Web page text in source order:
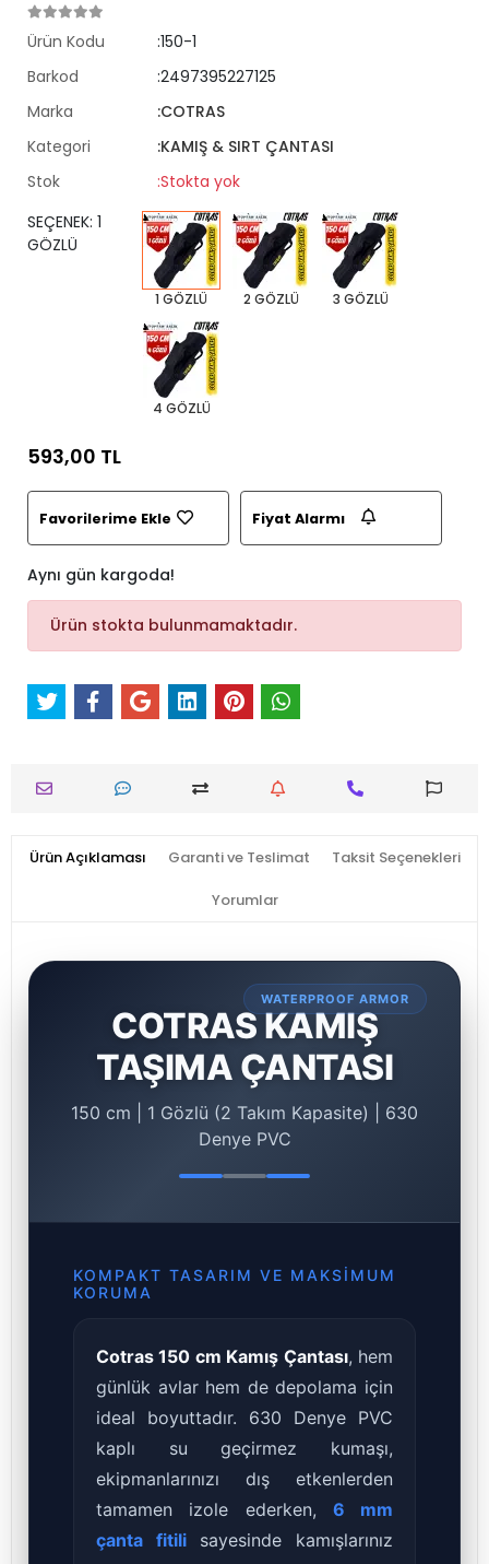
Ürün Kodu
:150-1
Barkod
:2497395227125
Marka
:COTRAS
Kategori
:KAMIŞ & SIRT ÇANTASI
Stok
:Stokta yok
SEÇENEK: 1
GÖZLÜ
1 GÖZLÜ 2 GÖZLÜ 3 GÖZLÜ
4 GÖZLÜ
593,00 TL
Favorilerime Ekle Fiyat Alarmı
Aynı gün kargoda!
Ürün stokta bulunmamaktadır.
Ürün Açıklaması Garanti ve Teslimat Taksit Seçenekleri
Yorumlar
WATERPROOF ARMOR
COTRAS KAMIŞ
TAŞIMA ÇANTASI
150 cm | 1 Gözlü (2 Takım Kapasite) | 630
Denye PVC
KOMPAKT TASARIM VE MAKSIMUM
KORUMA
Cotras 150 cm Kamış Çantası, hem
günlük avlar hem de depolama için
ideal boyuttadır. 630 Denye PVC
kaplı su geçirmez kumaşı,
ekipmanlarınızı dış etkenlerden
tamamen izole ederken, 6 mm
çanta fitilisayesinde kamışlarınız